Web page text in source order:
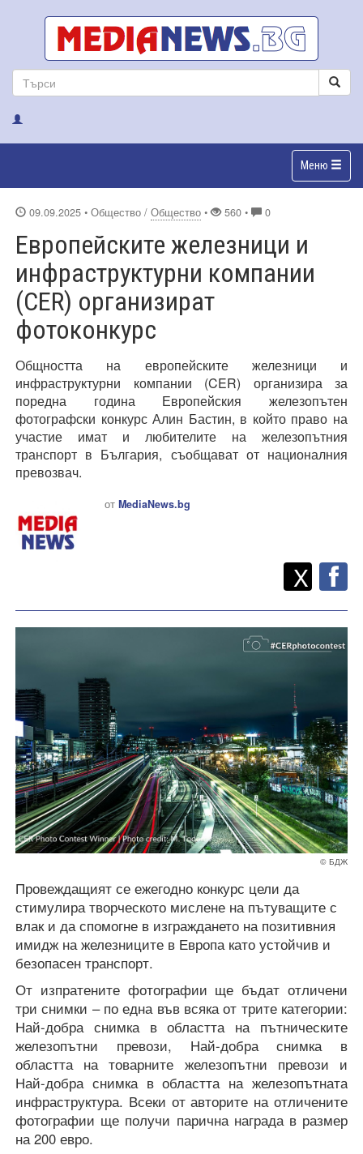
Меню
09.09.2025 • Общество / Общество • 560 • 0
Европейските железници и
инфраструктурни компании
(CER) организират
фотоконкурс
Общността на европейските железници и
инфраструктурни компании (CER) организира за
поредна година Европейския железопътен
фотографски конкурс Алин Бастин, в който право на
участие имат и любителите на железопътния
транспорт в България, съобщават от националния
превозвач.
от MediaNews.bg
Споделете
X
© БДЖ
Провеждащият се ежегодно конкурс цели да
стимулира творческото мислене на пътуващите с
влак и да спомогне в изграждането на позитивния
имидж на железниците в Европа като устойчив и
безопасен транспорт.
От изпратените фотографии ще бъдат отличени
три снимки – по една във всяка от трите категории:
Най-добра снимка в областта на пътническите
железопътни превози, Най-добра снимка в
областта на товарните железопътни превози и
Най-добра снимка в областта на железопътната
инфраструктура. Всеки от авторите на отличените
фотографии ще получи парична награда в размер
на 200 евро.